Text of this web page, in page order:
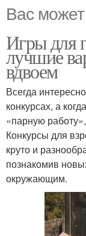
Вас
Игры для
лучшие
вдвоем
Всегда
конкурсах, а
«парную
Конкурсы для
круто и
познакомив
окружающим.